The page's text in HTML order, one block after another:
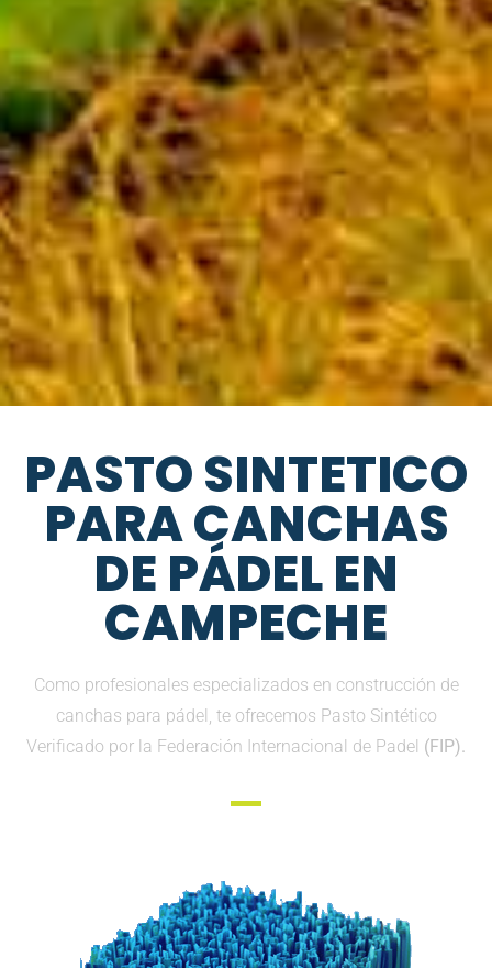
PASTO SINTETICO
PARA CANCHAS
DE PÁDEL EN
CAMPECHE
Como profesionales especializados en construcción de
canchas para pádel, te ofrecemos Pasto Sintético
Verificado por la Federación Internacional de Padel (FIP).